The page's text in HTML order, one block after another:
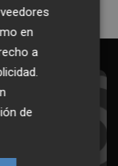
tu email
en
a
.
de